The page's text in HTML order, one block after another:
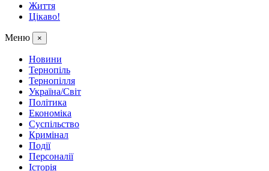
Життя
Цікаво!
Меню ×
Новини
Тернопіль
Тернопілля
Україна/Світ
Політика
Економіка
Суспільство
Кримінал
Події
Персоналії
Історія